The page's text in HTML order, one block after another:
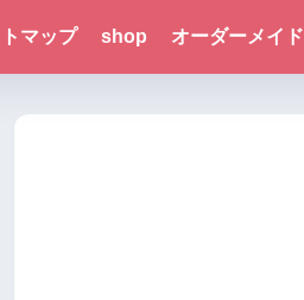
マップ shop オーダーメイド